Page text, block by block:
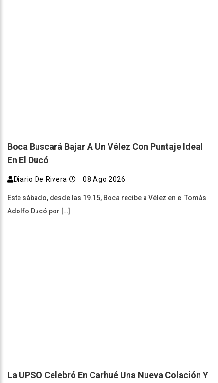
Boca Buscará Bajar A Un Vélez Con Puntaje Ideal
En El Ducó
Diario De Rivera 08 Ago 2026
Este sábado, desde las 19.15, Boca recibe a Vélez en el Tomás
Adolfo Ducó por […]
La UPSO Celebró En Carhué Una Nueva Colación Y